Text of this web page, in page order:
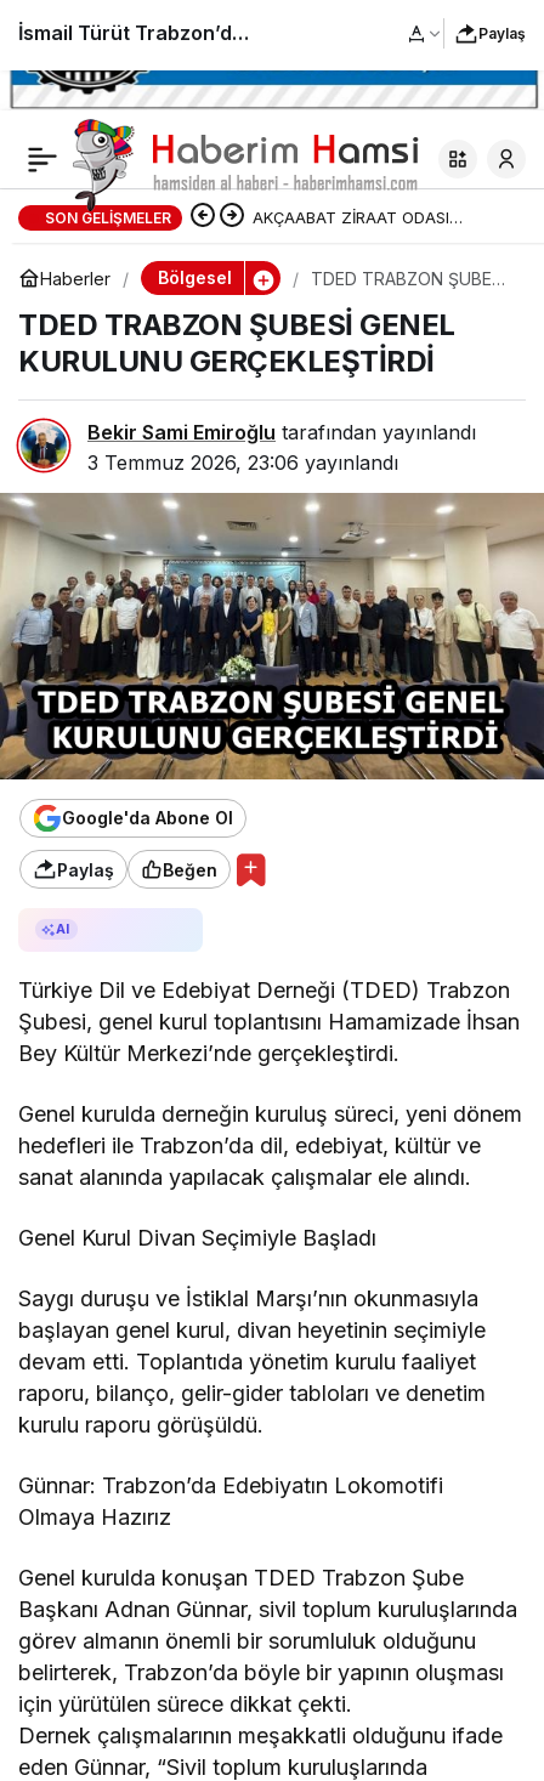
SON GELIŞMELER AKÇAABAT ZİRAAT ODASI
BAŞKANLIĞINDAN FINDIK
ÜRETİCİLERİNE AĞUSTOS AYI İÇİN
UYARI!
Haberler Bölgesel
TDED TRABZON ŞUBESİ
GERÇEKLEŞTİRDİ
TDED TRABZON ŞUBESİ GENEL
KURULUNU GERÇEKLEŞTİRDİ
Bekir Sami Emiroğlu tarafından yayınlandı
3 Temmuz 2026, 23:06 yayınlandı
Google'da Abone Ol
Paylaş Beğen
AI
Türkiye Dil ve Edebiyat Derneği (TDED) Trabzon
Şubesi, genel kurul toplantısını Hamamizade İhsan
Bey Kültür Merkezi’nde gerçekleştirdi.
Genel kurulda derneğin kuruluş süreci, yeni dönem
hedefleri ile Trabzon’da dil, edebiyat, kültür ve
sanat alanında yapılacak çalışmalar ele alındı.
Genel Kurul Divan Seçimiyle Başladı
Saygı duruşu ve İstiklal Marşı’nın okunmasıyla
başlayan genel kurul, divan heyetinin seçimiyle
devam etti. Toplantıda yönetim kurulu faaliyet
raporu, bilanço, gelir-gider tabloları ve denetim
kurulu raporu görüşüldü.
Günnar: Trabzon’da Edebiyatın Lokomotifi
Olmaya Hazırız
Genel kurulda konuşan TDED Trabzon Şube
Başkanı Adnan Günnar, sivil toplum kuruluşlarında
görev almanın önemli bir sorumluluk olduğunu
belirterek, Trabzon’da böyle bir yapının oluşması
için yürütülen sürece dikkat çekti.
Dernek çalışmalarının meşakkatli olduğunu ifade
eden Günnar, “Sivil toplum kuruluşlarında
İsmail Türüt Trabzon’da
sahne aldı, şampiyon
boksör Davut Çınar’ı
ziyaret etti
Paylaş